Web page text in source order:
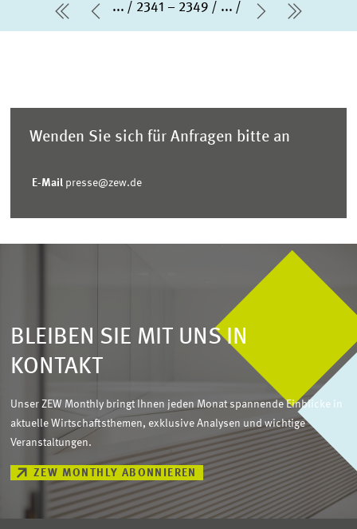
erste Seite
Vorherige Seite
... 2341 – 2349 ...
Nächste
letzte
Wenden Sie sich für Anfragen bitte an
E-Mail presse@zew.de
BLEIBEN SIE MIT UNS IN
KONTAKT
Unser ZEW Monthly bringt Ihnen jeden Monat spannende Einblicke in
aktuelle Wirtschaftsthemen, exklusive Analysen und wichtige
Veranstaltungen.
ZEW MONTHLY ABONNIEREN